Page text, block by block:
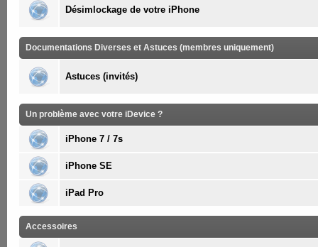
Désimlockage de votre iPhone
Documentations Diverses et Astuces (membres uniquement)
Astuces (invités)
Un problème avec votre iDevice ?
iPhone 7 / 7s
iPhone SE
iPad Pro
Accessoires